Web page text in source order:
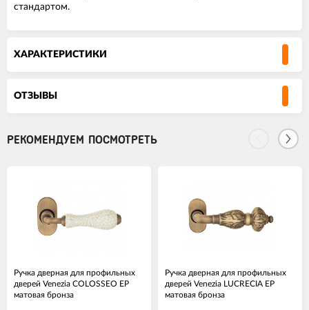
стандартом.
ХАРАКТЕРИСТИКИ
ОТЗЫВЫ
РЕКОМЕНДУЕМ ПОСМОТРЕТЬ
Ручка дверная для профильных
дверей Venezia COLOSSEO EP
матовая бронза
Ручка дверная для профильных
дверей Venezia LUCRECIA EP
матовая бронза